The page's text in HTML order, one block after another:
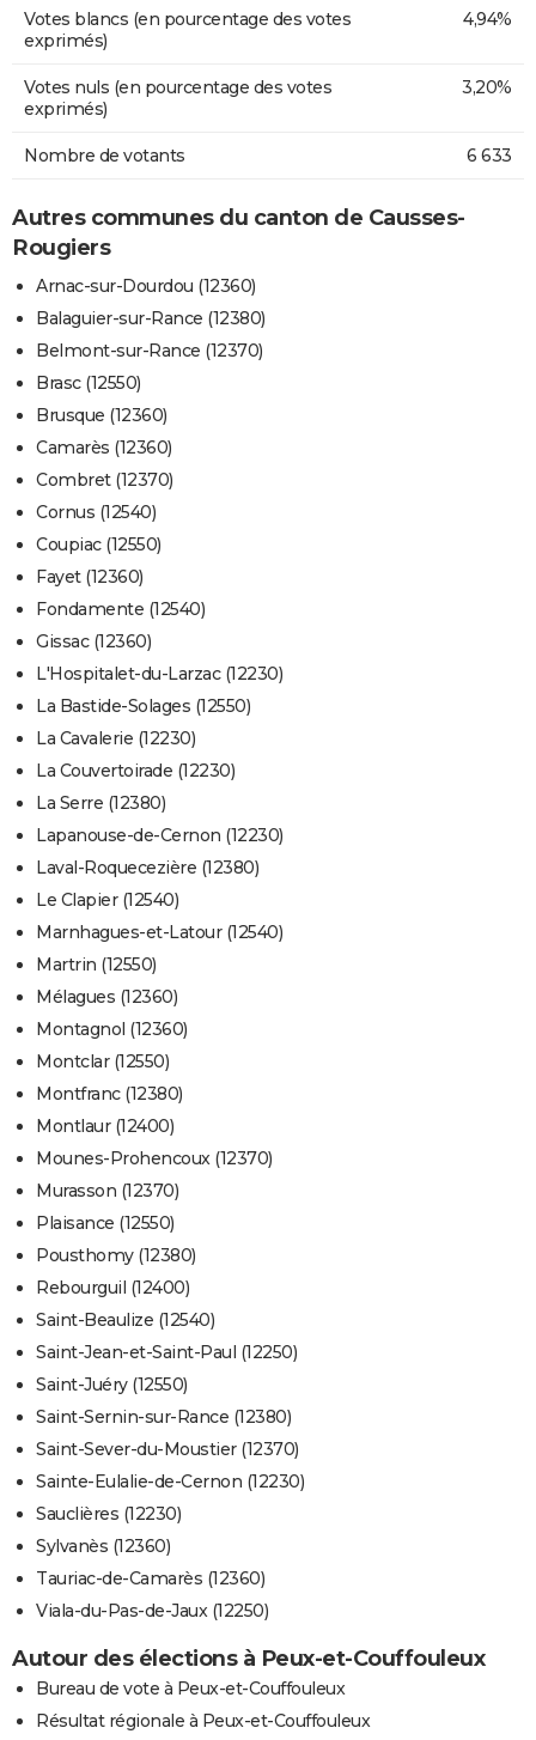
Votes blancs (en pourcentage des votes
exprimés)
4,94%
Votes nuls (en pourcentage des votes
exprimés)
3,20%
Nombre de votants 6 633
Autres communes du canton de Causses-
Rougiers
Arnac-sur-Dourdou (12360)
Balaguier-sur-Rance (12380)
Belmont-sur-Rance (12370)
Brasc (12550)
Brusque (12360)
Camarès (12360)
Combret (12370)
Cornus (12540)
Coupiac (12550)
Fayet (12360)
Fondamente (12540)
Gissac (12360)
L'Hospitalet-du-Larzac (12230)
La Bastide-Solages (12550)
La Cavalerie (12230)
La Couvertoirade (12230)
La Serre (12380)
Lapanouse-de-Cernon (12230)
Laval-Roquecezière (12380)
Le Clapier (12540)
Marnhagues-et-Latour (12540)
Martrin (12550)
Mélagues (12360)
Montagnol (12360)
Montclar (12550)
Montfranc (12380)
Montlaur (12400)
Mounes-Prohencoux (12370)
Murasson (12370)
Plaisance (12550)
Pousthomy (12380)
Rebourguil (12400)
Saint-Beaulize (12540)
Saint-Jean-et-Saint-Paul (12250)
Saint-Juéry (12550)
Saint-Sernin-sur-Rance (12380)
Saint-Sever-du-Moustier (12370)
Sainte-Eulalie-de-Cernon (12230)
Sauclières (12230)
Sylvanès (12360)
Tauriac-de-Camarès (12360)
Viala-du-Pas-de-Jaux (12250)
Autour des élections à Peux-et-Couffouleux
Bureau de vote à Peux-et-Couffouleux
Résultat régionale à Peux-et-Couffouleux